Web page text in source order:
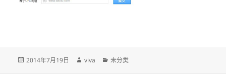
发
2014年7月19日
作
viva
分
未分类